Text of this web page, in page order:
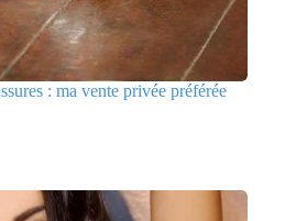
: ma vente privée préférée